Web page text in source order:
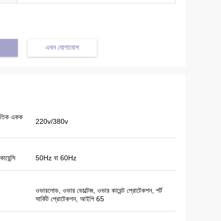
এখন যোগাযোগ
একক
220v/380v
50Hz বা 60Hz
ওভারলোড, ওভার ভোল্টেজ, ওভার কারেন্ট প্রোটেকশন, শর্ট
সার্কিট প্রোটেকশন, আইপি 65